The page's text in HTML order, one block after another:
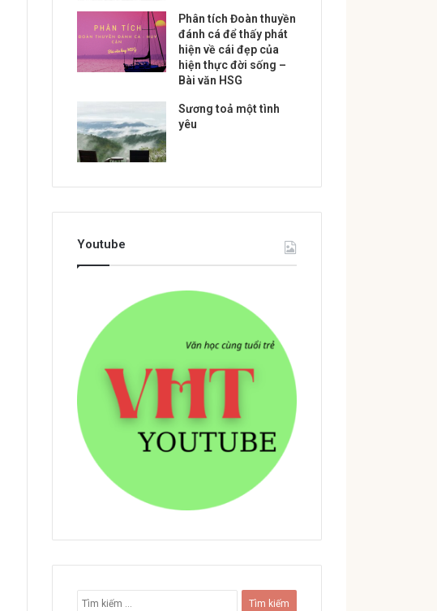
Phân tích Đoàn thuyền
đánh cá để thấy phát
hiện về cái đẹp của
hiện thực đời sống –
Bài văn HSG
Sương toả một tình
yêu
Youtube